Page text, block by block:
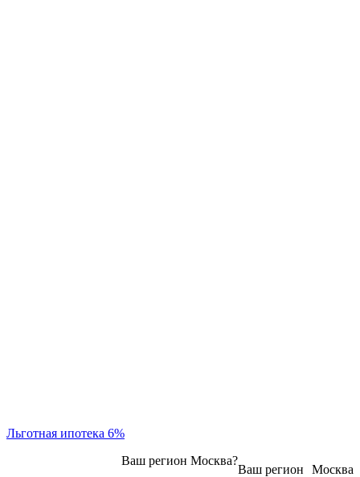
Льготная ипотека 6%
Москва
Ваш регион
Ваш регион Москва?